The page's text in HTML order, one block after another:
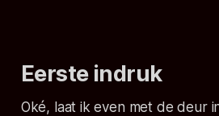
Eerste indruk
Oké, laat ik even met de deur